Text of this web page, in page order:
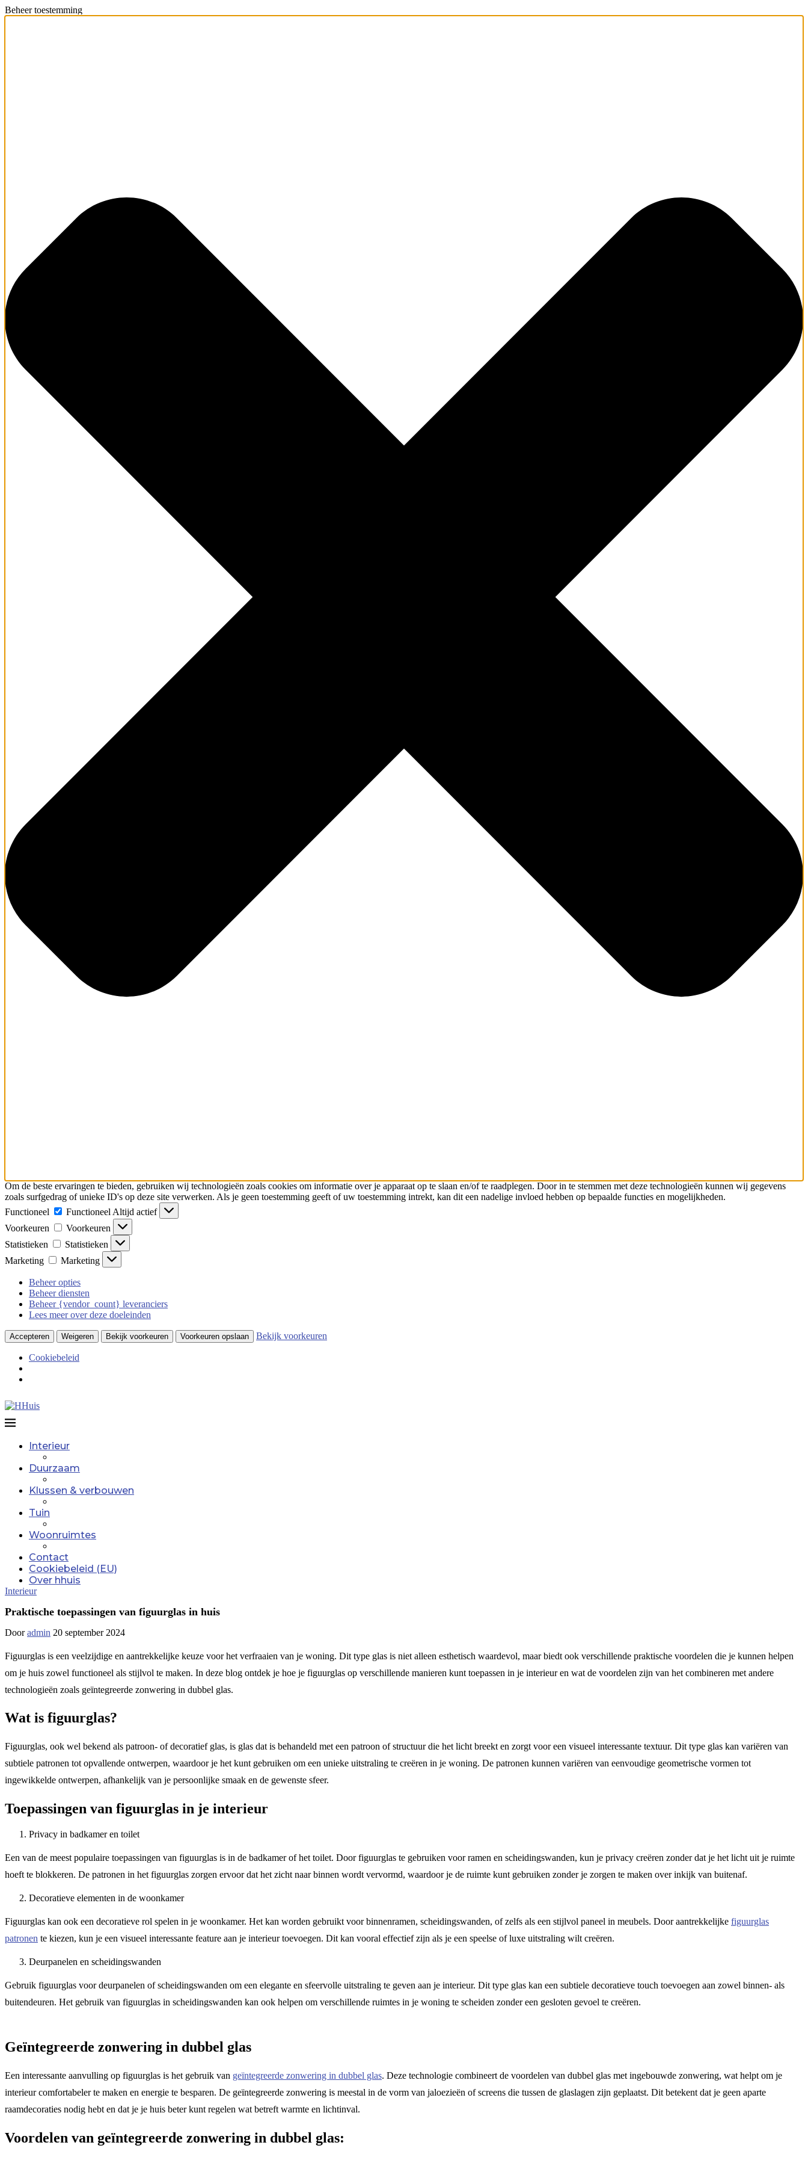
Beheer toestemming
Om de beste ervaringen te bieden, gebruiken wij technologieën zoals cookies om informatie over je apparaat op te slaan en/of te raadplegen. Door in te stemmen met deze technologieën kunnen wij gegevens
zoals surfgedrag of unieke ID's op deze site verwerken. Als je geen toestemming geeft of uw toestemming intrekt, kan dit een nadelige invloed hebben op bepaalde functies en mogelijkheden.
Functioneel
Functioneel Altijd actief
Voorkeuren
Voorkeuren
Statistieken
Statistieken
Marketing
Marketing
Beheer opties
Beheer diensten
Beheer {vendor_count} leveranciers
Lees meer over deze doeleinden
Accepteren Weigeren Bekijk voorkeuren Voorkeuren opslaan Bekijk voorkeuren
Cookiebeleid
Interieur
Duurzaam
Klussen & verbouwen
Tuin
Woonruimtes
Contact
Cookiebeleid (EU)
Over hhuis
Interieur
Praktische toepassingen van figuurglas in huis
Dooradmin 20 september 2024
Figuurglas is een veelzijdige en aantrekkelijke keuze voor het verfraaien van je woning. Dit type glas is niet alleen esthetisch waardevol, maar biedt ook verschillende praktische voordelen die je kunnen helpen
om je huis zowel functioneel als stijlvol te maken. In deze blog ontdek je hoe je figuurglas op verschillende manieren kunt toepassen in je interieur en wat de voordelen zijn van het combineren met andere
technologieën zoals geïntegreerde zonwering in dubbel glas.
Wat is figuurglas?
Figuurglas, ook wel bekend als patroon- of decoratief glas, is glas dat is behandeld met een patroon of structuur die het licht breekt en zorgt voor een visueel interessante textuur. Dit type glas kan variëren van
subtiele patronen tot opvallende ontwerpen, waardoor je het kunt gebruiken om een unieke uitstraling te creëren in je woning. De patronen kunnen variëren van eenvoudige geometrische vormen tot
ingewikkelde ontwerpen, afhankelijk van je persoonlijke smaak en de gewenste sfeer.
Toepassingen van figuurglas in je interieur
Privacy in badkamer en toilet
Een van de meest populaire toepassingen van figuurglas is in de badkamer of het toilet. Door figuurglas te gebruiken voor ramen en scheidingswanden, kun je privacy creëren zonder dat je het licht uit je ruimte
hoeft te blokkeren. De patronen in het figuurglas zorgen ervoor dat het zicht naar binnen wordt vervormd, waardoor je de ruimte kunt gebruiken zonder je zorgen te maken over inkijk van buitenaf.
Decoratieve elementen in de woonkamer
Figuurglas kan ook een decoratieve rol spelen in je woonkamer. Het kan worden gebruikt voor binnenramen, scheidingswanden, of zelfs als een stijlvol paneel in meubels. Door aantrekkelijke figuurglas
patronen te kiezen, kun je een visueel interessante feature aan je interieur toevoegen. Dit kan vooral effectief zijn als je een speelse of luxe uitstraling wilt creëren.
Deurpanelen en scheidingswanden
Gebruik figuurglas voor deurpanelen of scheidingswanden om een elegante en sfeervolle uitstraling te geven aan je interieur. Dit type glas kan een subtiele decoratieve touch toevoegen aan zowel binnen- als
buitendeuren. Het gebruik van figuurglas in scheidingswanden kan ook helpen om verschillende ruimtes in je woning te scheiden zonder een gesloten gevoel te creëren.
Geïntegreerde zonwering in dubbel glas
Een interessante aanvulling op figuurglas is het gebruik van geïntegreerde zonwering in dubbel glas. Deze technologie combineert de voordelen van dubbel glas met ingebouwde zonwering, wat helpt om je
interieur comfortabeler te maken en energie te besparen. De geïntegreerde zonwering is meestal in de vorm van jaloezieën of screens die tussen de glaslagen zijn geplaatst. Dit betekent dat je geen aparte
raamdecoraties nodig hebt en dat je je huis beter kunt regelen wat betreft warmte en lichtinval.
Voordelen van geïntegreerde zonwering in dubbel glas: